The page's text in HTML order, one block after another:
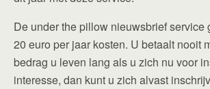
De under the pillow nieuwsbrief service
20 euro per jaar kosten. U betaalt nooit
bedrag u leven lang als u zich nu voor
interesse, dan kunt u zich alvast